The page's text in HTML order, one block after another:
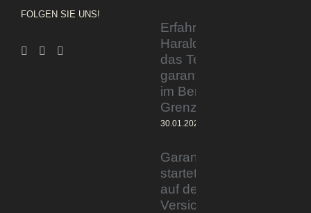
FOLGEN SIE UNS!
Erfahrener Experte
Harald Wesely stärkt
das Team von
garantiertmehrnetto.de
im Bereich
Grenzgänger
30.01.2024
Garantiertmehrnetto.de®
startet Vermittlerplattform
auf deutschem
Versicherungsmarkt